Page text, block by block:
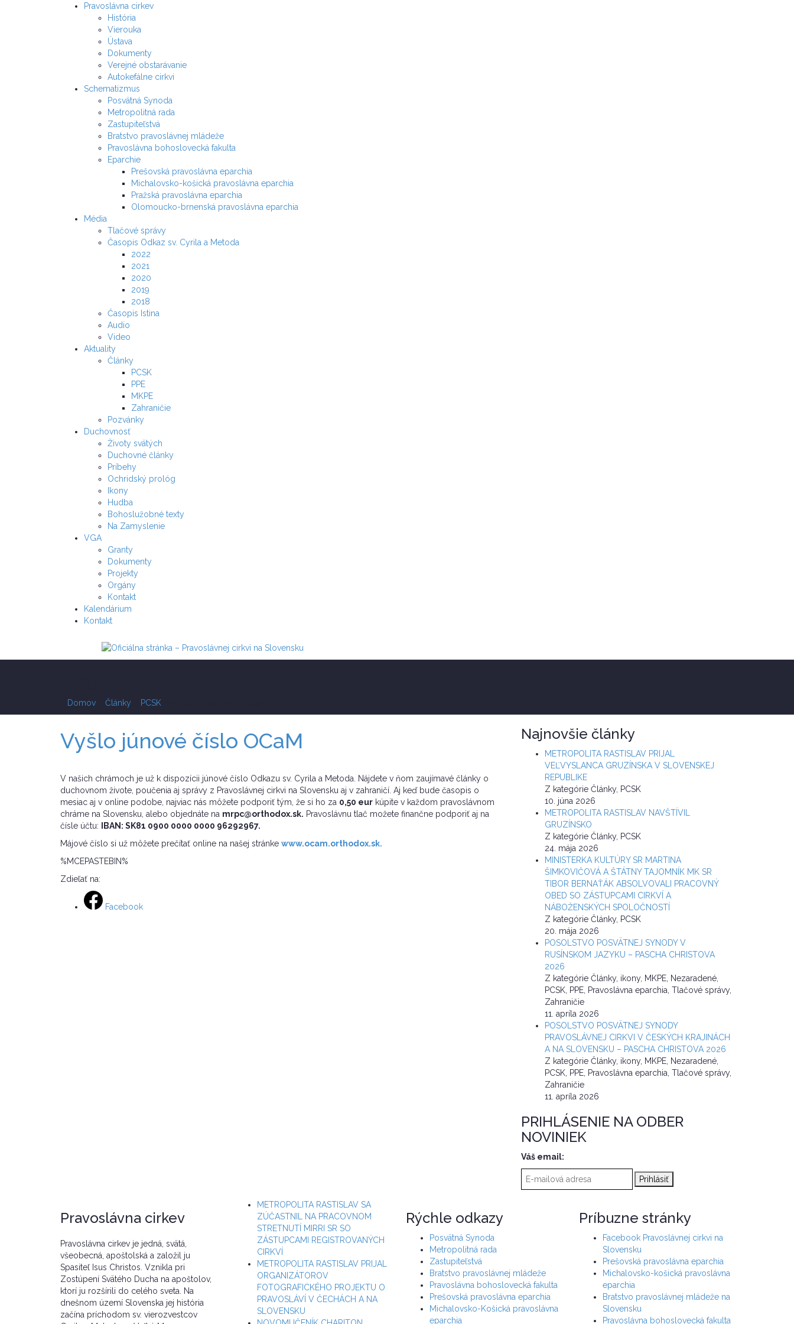
Pravoslávna cirkev
História
Vierouka
Ústava
Dokumenty
Verejné obstarávanie
Autokefálne cirkvi
Schematizmus
Posvätná Synoda
Metropolitná rada
Zastupiteľstvá
Bratstvo pravoslávnej mládeže
Pravoslávna bohoslovecká fakulta
Eparchie
Prešovská pravoslávna eparchia
Michalovsko-košická pravoslávna eparchia
Pražská pravoslávna eparchia
Olomoucko-brnenská pravoslávna eparchia
Média
Tlačové správy
Časopis Odkaz sv. Cyrila a Metoda
2022
2021
2020
2019
2018
Časopis Istina
Audio
Video
Aktuality
Články
PCSK
PPE
MKPE
Zahraničie
Pozvánky
Duchovnosť
Životy svätých
Duchovné články
Príbehy
Ochridský prológ
Ikony
Hudba
Bohoslužobné texty
Na Zamyslenie
VGA
Granty
Dokumenty
Projekty
Orgány
Kontakt
Kalendárium
Kontakt
Domov Články PCSK
Vyšlo júnové číslo OCaM
V našich chrámoch je už k dispozícii júnové číslo Odkazu sv. Cyrila a Metoda. Nájdete v ňom zaujímavé články o
duchovnom živote, poučenia aj správy z Pravoslávnej cirkvi na Slovensku aj v zahraničí. Aj keď bude časopis o
mesiac aj v online podobe, najviac nás môžete podporiť tým, že si ho za 0,50 eur kúpite v každom pravoslávnom
chráme na Slovensku, alebo objednáte na mrpc@orthodox.sk. Pravoslávnu tlač možete finančne podporiť aj na
čísle účtu:
IBAN: SK81 0900 0000 0000 96292967.
Májové číslo si už môžete prečítať online na našej stránke www.ocam.orthodox.sk.
%MCEPASTEBIN%
Zdieľať na:
Facebook
Najnovšie články
METROPOLITA RASTISLAV PRIJAL
VEĽVYSLANCA GRUZÍNSKA V SLOVENSKEJ
REPUBLIKE
Z kategórie Články, PCSK
10. júna 2026
METROPOLITA RASTISLAV NAVŠTÍVIL
GRUZÍNSKO
Z kategórie Články, PCSK
24. mája 2026
MINISTERKA KULTÚRY SR MARTINA
ŠIMKOVIČOVÁ A ŠTÁTNY TAJOMNÍK MK SR
TIBOR BERNAŤÁK ABSOLVOVALI PRACOVNÝ
OBED SO ZÁSTUPCAMI CIRKVÍ A
NÁBOŽENSKÝCH SPOLOČNOSTÍ
Z kategórie Články, PCSK
20. mája 2026
POSOLSTVO POSVÄTNEJ SYNODY V
RUSÍNSKOM JAZYKU – PASCHA CHRISTOVA
2026
Z kategórie Články, ikony, MKPE, Nezaradené,
PCSK, PPE, Pravoslávna eparchia, Tlačové správy,
Zahraničie
11. apríla 2026
POSOLSTVO POSVÄTNEJ SYNODY
PRAVOSLÁVNEJ CIRKVI V ČESKÝCH KRAJINÁCH
A NA SLOVENSKU – PASCHA CHRISTOVA 2026
Z kategórie Články, ikony, MKPE, Nezaradené,
PCSK, PPE, Pravoslávna eparchia, Tlačové správy,
Zahraničie
11. apríla 2026
PRIHLÁSENIE NA ODBER
NOVINIEK
Váš email:
Pravoslávna cirkev
Pravoslávna cirkev je jedná, svätá,
všeobecná, apoštolská a založil ju
Spasiteľ Isus Christos. Vznikla pri
Zostúpení Svätého Ducha na apoštolov,
ktorí ju rozšírili do celého sveta. Na
dnešnom území Slovenska jej história
začína príchodom sv. vierozvestcov
METROPOLITA RASTISLAV SA
ZÚČASTNIL NA PRACOVNOM
STRETNUTÍ MIRRI SR SO
ZÁSTUPCAMI REGISTROVANÝCH
CIRKVÍ
METROPOLITA RASTISLAV PRIJAL
ORGANIZÁTOROV
FOTOGRAFICKÉHO PROJEKTU O
PRAVOSLÁVÍ V ČECHÁCH A NA
SLOVENSKU
Rýchle odkazy
Posvätná Synoda
Metropolitná rada
Zastupiteľstvá
Bratstvo pravoslávnej mládeže
Pravoslávna bohoslovecká fakulta
Prešovská pravoslávna eparchia
Michalovsko-Košická pravoslávna
eparchia
Príbuzne stránky
Facebook Pravoslávnej cirkvi na
Slovensku
Prešovská pravoslávna eparchia
Michalovsko-košická pravoslávna
eparchia
Bratstvo pravoslávnej mládeže na
Slovensku
Pravoslávna bohoslovecká fakulta